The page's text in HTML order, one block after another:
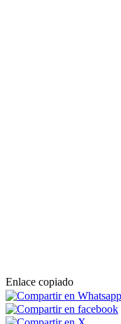
Enlace copiado